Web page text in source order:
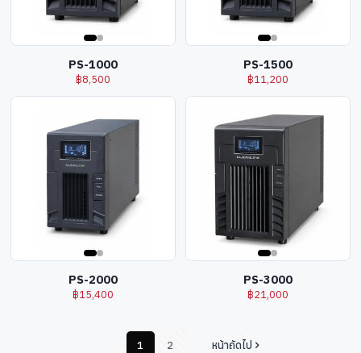
PS-1000
฿8,500
PS-1500
฿11,200
PS-2000
฿15,400
PS-3000
฿21,000
1 2 หน้าถัดไป